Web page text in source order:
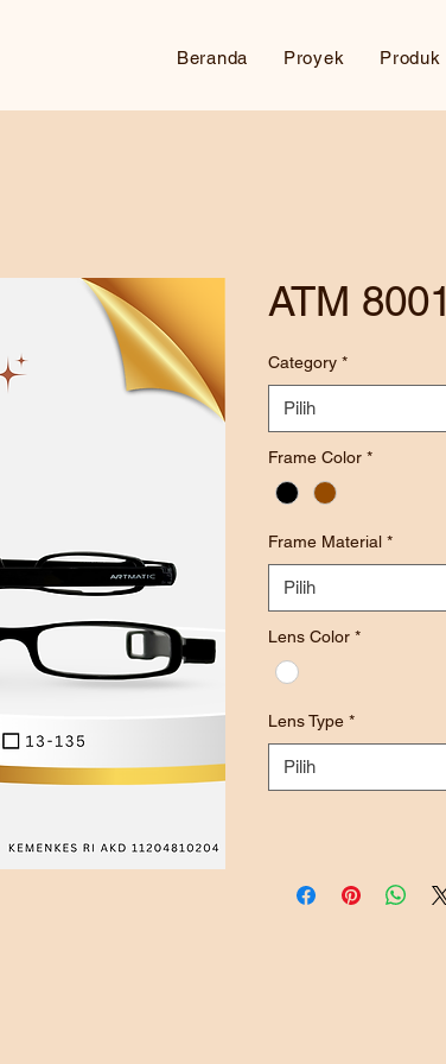
Beranda Proyek Produk
ATM 8001
Category *
Pilih
Frame Color *
Frame Material *
Pilih
Lens Color *
Lens Type *
Pilih